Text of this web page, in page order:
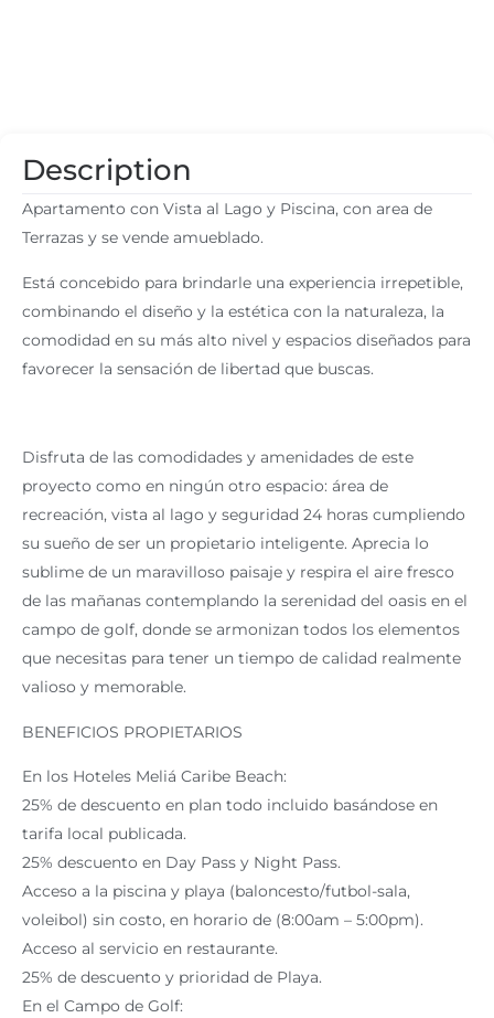
Description
Apartamento con Vista al Lago y Piscina, con area de
Terrazas y se vende amueblado.
Está concebido para brindarle una experiencia irrepetible,
combinando el diseño y la estética con la naturaleza, la
comodidad en su más alto nivel y espacios diseñados para
favorecer la sensación de libertad que buscas.
Disfruta de las comodidades y amenidades de este
proyecto como en ningún otro espacio: área de
recreación, vista al lago y seguridad 24 horas cumpliendo
su sueño de ser un propietario inteligente. Aprecia lo
sublime de un maravilloso paisaje y respira el aire fresco
de las mañanas contemplando la serenidad del oasis en el
campo de golf, donde se armonizan todos los elementos
que necesitas para tener un tiempo de calidad realmente
valioso y memorable.
BENEFICIOS PROPIETARIOS
En los Hoteles Meliá Caribe Beach:
25% de descuento en plan todo incluido basándose en
tarifa local publicada.
25% descuento en Day Pass y Night Pass.
Acceso a la piscina y playa (baloncesto/futbol-sala,
voleibol) sin costo, en horario de (8:00am – 5:00pm).
Acceso al servicio en restaurante.
25% de descuento y prioridad de Playa.
En el Campo de Golf: